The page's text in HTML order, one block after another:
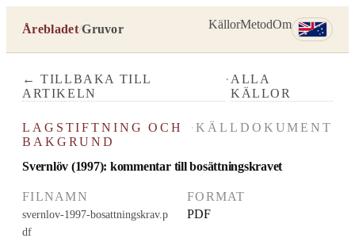
Årebladet/Gruvor KällorMetodOm
← TILLBAKA TILL
ARTIKELN
· ALLA
KÄLLOR
LAGSTIFTNING OCH
BAKGRUND
·KÄLLDOKUMENT
Svernlöv (1997): kommentar till bosättningskravet
FILNAMN
svernlov-1997-bosattningskrav.p
df
FORMAT
PDF